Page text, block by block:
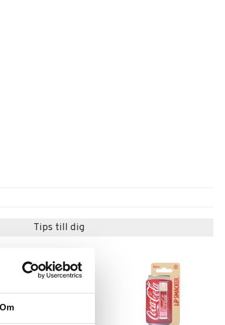
Om
Tips till dig